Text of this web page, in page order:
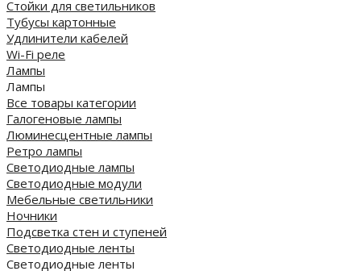
Стойки для светильников
Тубусы картонные
Удлинители кабелей
Wi-Fi реле
Лампы
Лампы
Все товары категории
Галогеновые лампы
Люминесцентные лампы
Ретро лампы
Светодиодные лампы
Светодиодные модули
Мебельные светильники
Ночники
Подсветка стен и ступеней
Светодиодные ленты
Светодиодные ленты